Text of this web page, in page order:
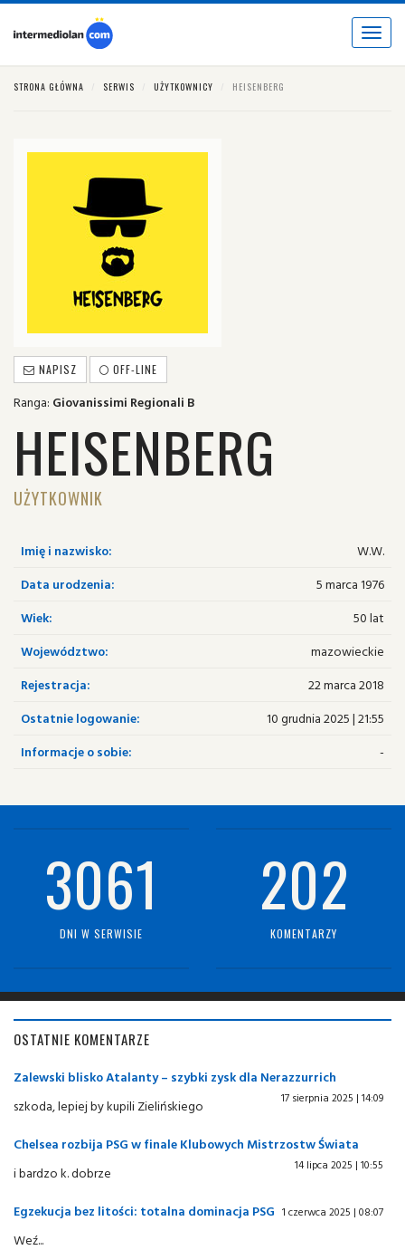
Toggle
STRONA GŁÓWNA SERWIS UŻYTKOWNICY HEISENBERG
NAPISZ OFF-LINE
Ranga: Giovanissimi Regionali B
HEISENBERG
UŻYTKOWNIK
Imię i nazwisko:
W.W.
Data urodzenia:
5 marca 1976
Wiek:
50 lat
Województwo:
mazowieckie
Rejestracja:
22 marca 2018
Ostatnie logowanie:
10 grudnia 2025 | 21:55
Informacje o sobie:
-
3061
DNI W SERWISIE
202
KOMENTARZY
OSTATNIE KOMENTARZE
Zalewski blisko Atalanty – szybki zysk dla Nerazzurrich
17 sierpnia 2025 | 14:09
szkoda, lepiej by kupili Zielińskiego
Chelsea rozbija PSG w finale Klubowych Mistrzostw Świata
14 lipca 2025 | 10:55
i bardzo k. dobrze
Egzekucja bez litości: totalna dominacja PSG 1 czerwca 2025 | 08:07
Weź...